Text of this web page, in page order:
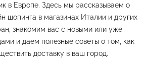
в Европе. Здесь мы рассказываем о
шопинга в магазинах Италии и других
знакомим вас с новыми или уже
и даём полезные советы о том, как
доставку в ваш город.